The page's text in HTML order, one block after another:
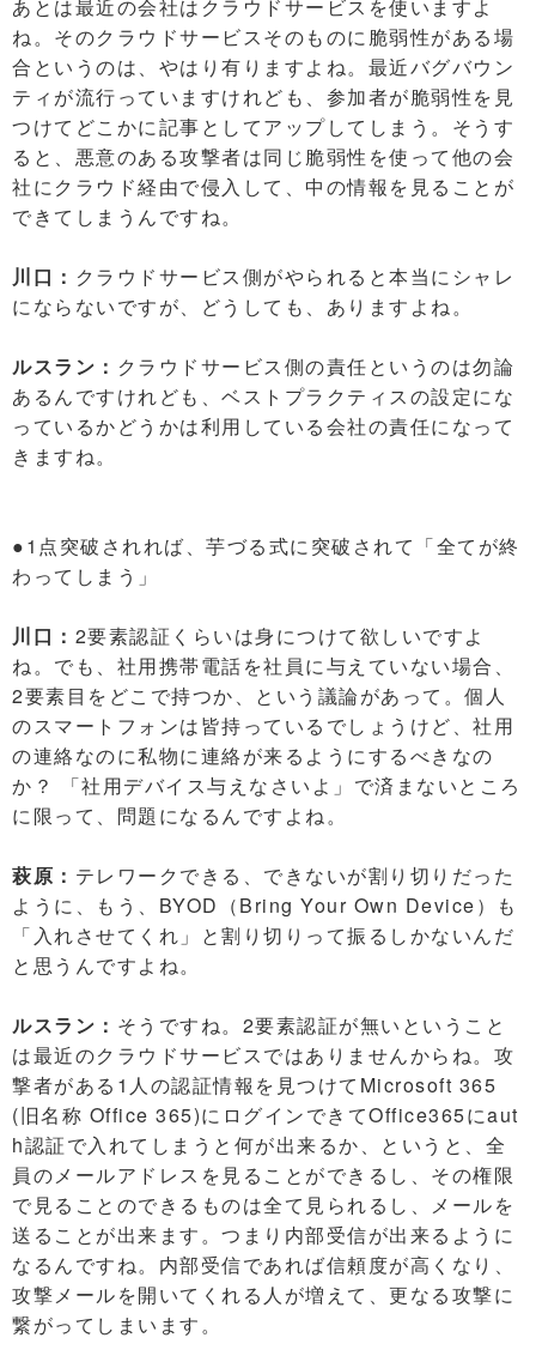
あとは最近の会社はクラウドサービスを使いますよ
ね。そのクラウドサービスそのものに脆弱性がある場
合というのは、やはり有りますよね。最近バグバウン
ティが流行っていますけれども、参加者が脆弱性を見
つけてどこかに記事としてアップしてしまう。そうす
ると、悪意のある攻撃者は同じ脆弱性を使って他の会
社にクラウド経由で侵入して、中の情報を見ることが
できてしまうんですね。
川口： クラウドサービス側がやられると本当にシャレ
にならないですが、どうしても、ありますよね。
ルスラン： クラウドサービス側の責任というのは勿論
あるんですけれども、ベストプラクティスの設定にな
っているかどうかは利用している会社の責任になって
きますね。
●1点突破されれば、芋づる式に突破されて「全てが終
わってしまう」
川口： 2要素認証くらいは身につけて欲しいですよ
ね。でも、社用携帯電話を社員に与えていない場合、
2要素目をどこで持つか、という議論があって。個人
のスマートフォンは皆持っているでしょうけど、社用
の連絡なのに私物に連絡が来るようにするべきなの
か？ 「社用デバイス与えなさいよ」で済まないところ
に限って、問題になるんですよね。
萩原： テレワークできる、できないが割り切りだった
ように、もう、BYOD（Bring Your Own Device）も
「入れさせてくれ」と割り切りって振るしかないんだ
と思うんですよね。
ルスラン： そうですね。2要素認証が無いということ
は最近のクラウドサービスではありませんからね。攻
撃者がある1人の認証情報を見つけてMicrosoft 365
(旧名称 Office 365)にログインできてOffice365にaut
h認証で入れてしまうと何が出来るか、というと、全
員のメールアドレスを見ることができるし、その権限
で見ることのできるものは全て見られるし、メールを
送ることが出来ます。つまり内部受信が出来るように
なるんですね。内部受信であれば信頼度が高くなり、
攻撃メールを開いてくれる人が増えて、更なる攻撃に
繋がってしまいます。